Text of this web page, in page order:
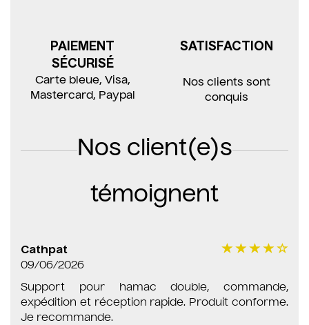
PAIEMENT
SÉCURISÉ
Carte bleue, Visa,
Mastercard, Paypal
SATISFACTION
Nos clients sont
conquis
Nos client(e)s
témoignent
Cathpat
09/06/2026
Support pour hamac double, commande,
expédition et réception rapide. Produit conforme.
Je recommande.